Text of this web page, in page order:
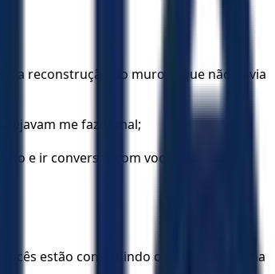
a reconstrução do muro, e que não havia
me fazer mal;
e ir conversar com vocês”.
estão construindo o muro. Ele afirma